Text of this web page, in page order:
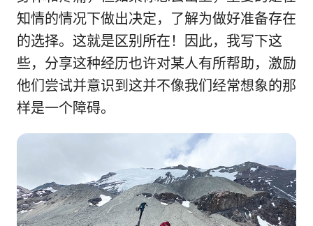
知情的情况下做出决定，了解为做好准备存在
的选择。这就是区别所在！因此，我写下这
些，分享这种经历也许对某人有所帮助，激励
他们尝试并意识到这并不像我们经常想象的那
样是一个障碍。